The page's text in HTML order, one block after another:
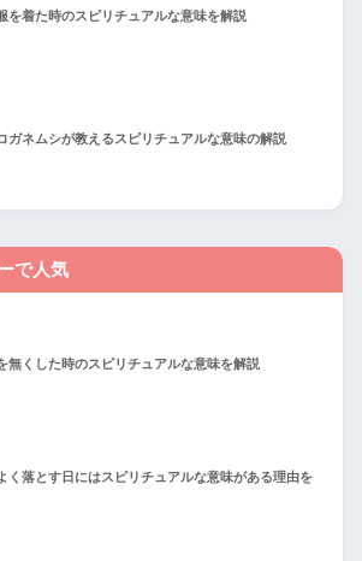
を着た時のスピリチュアルな意味を解説
ガネムシが教えるスピリチュアルな意味の解説
で人気
無くした時のスピリチュアルな意味を解説
く落とす日にはスピリチュアルな意味がある理由を